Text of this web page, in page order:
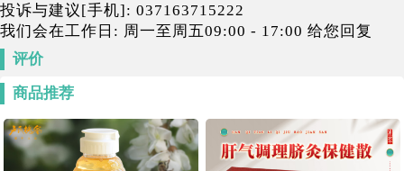
投诉与建议[手机]: 037163715222
我们会在工作日: 周一至周五09:00 - 17:00 给您回复
评价
商品推荐